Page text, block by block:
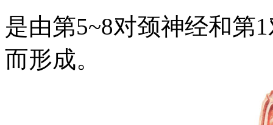
是由第5~8对颈神经和第
而形成。